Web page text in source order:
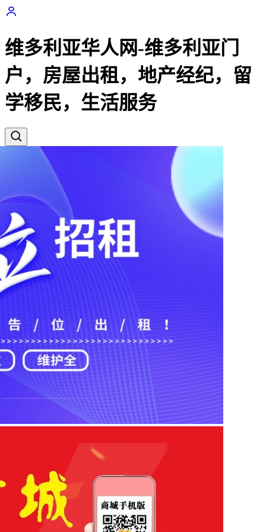
维多利亚华人网-维多利亚门
户，房屋出租，地产经纪，留
学移民，生活服务